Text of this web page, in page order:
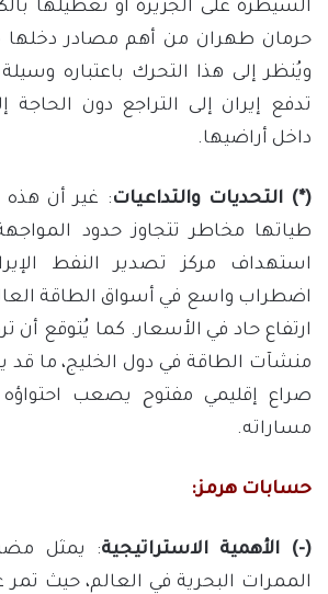
السيطرة على الجزيرة أو تعطيلها
حرمان طهران من أهم مصادر دخلها
ويُنظر إلى هذا التحرك باعتباره
تدفع إيران إلى التراجع دون الحاجة
داخل أراضيها.
(*) التحديات والتداعيات: غير أن
طياتها مخاطر تتجاوز حدود
استهداف مركز تصدير النفط
اضطراب واسع في أسواق الطاقة
ارتفاع حاد في الأسعار. كما يُتوقع أن
منشآت الطاقة في دول الخليج، ما قد
صراع إقليمي مفتوح يصعب
مساراته.
حسابات هرمز:
(-) الأهمية الاستراتيجية: يمثل